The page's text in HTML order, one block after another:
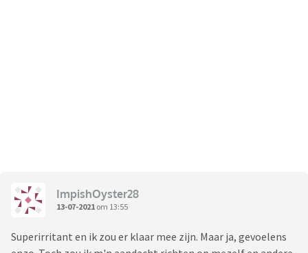
ImpishOyster28
13-07-2021 om 13:55
Superirritant en ik zou er klaar mee zijn. Maar ja, gevoelens